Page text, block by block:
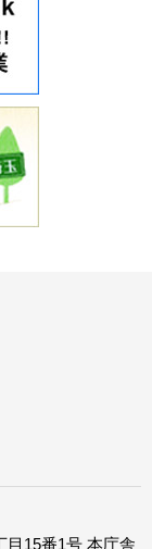
目15番1号 本庁舎